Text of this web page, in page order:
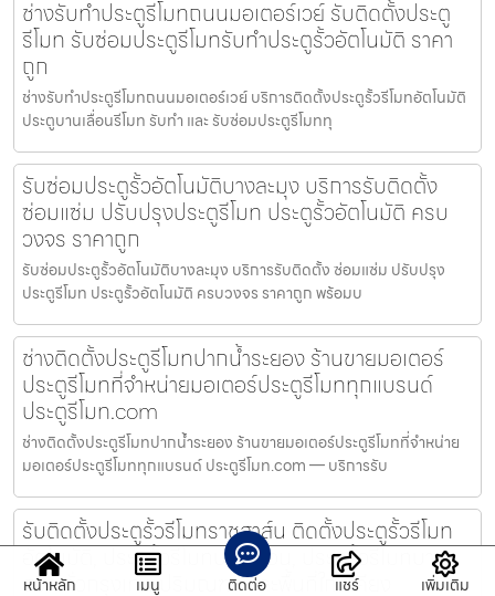
ช่างรับทำประตูรีโมทถนนมอเตอร์เวย์ รับติดตั้งประตู
รีโมท รับซ่อมประตูรีโมทรับทำประตูรั้วอัตโนมัติ ราคา
ถูก
ช่างรับทำประตูรีโมทถนนมอเตอร์เวย์ บริการติดตั้งประตูรั้วรีโมทอัตโนมัติ
ประตูบานเลื่อนรีโมท รับทำ และ รับซ่อมประตูรีโมททุ
รับซ่อมประตูรั้วอัตโนมัติบางละมุง บริการรับติดตั้ง
ซ่อมแซ่ม ปรับปรุงประตูรีโมท ประตูรั้วอัตโนมัติ ครบ
วงจร ราคาถูก
รับซ่อมประตูรั้วอัตโนมัติบางละมุง บริการรับติดตั้ง ซ่อมแซ่ม ปรับปรุง
ประตูรีโมท ประตูรั้วอัตโนมัติ ครบวงจร ราคาถูก พร้อมบ
ช่างติดตั้งประตูรีโมทปากน้ำระยอง ร้านขายมอเตอร์
ประตูรีโมทที่จำหน่ายมอเตอร์ประตูรีโมททุกแบรนด์
ประตูรีโมท.com
ช่างติดตั้งประตูรีโมทปากน้ำระยอง ร้านขายมอเตอร์ประตูรีโมทที่จำหน่าย
มอเตอร์ประตูรีโมททุกแบรนด์ ประตูรีโมท.com — บริการรับ
รับติดตั้งประตูรั้วรีโมทราชสาส์น ติดตั้งประตูรั้วรีโมท
อัตโนมัติ, ประตูรั้วรีโมทบานเลื่อน, ประตูรั้วรีโมทบาน
สวิง ทั่วกรุงเทพ ปริมณฑล และพื้นที่ใกล้เคียง
หน้าหลัก เมนู ติดต่อ แชร์ เพิ่มเติม